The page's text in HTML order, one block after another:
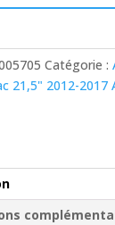
Catégorie :
21,5" 2012-2017